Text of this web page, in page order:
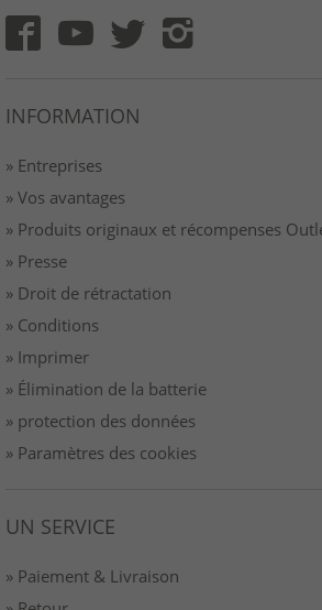
INFORMATION
» Entreprises
» Vos avantages
» Produits originaux et récompenses
» Presse
» Droit de rétractation
» Conditions
» Imprimer
» Élimination de la batterie
» protection des données
» Paramètres des cookies
UN SERVICE
» Paiement & Livraison